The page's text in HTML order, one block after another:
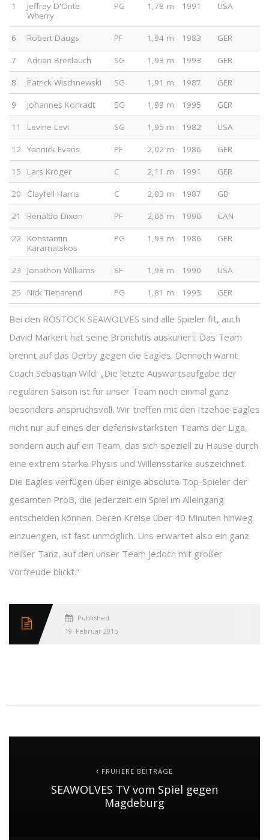
1
Jeffrey D'Onte
Wherry
PG 1,78 m 1991 USA
6 Robert Daugs PF 1,94 m 1983 GER
7 Adrian Breitlauch SG 1,93 m 1993 GER
8 Patrick Wischnewski SG 1,91 m 1987 GER
9 Johannes Konradt SG 1,99 m 1995 GER
11 Levine Levi SG 1,95 m 1982 USA
12 Yannick Evans PF 2,02 m 1986 GER
15 Lars Kröger C 2,11 m 1991 GER
20 Clayfell Harris C 2,03 m 1987 GB
21 Renaldo Dixon PF 2,06 m 1990 CAN
22
Konstantin
Karamatskos
PG 1,93 m 1986 GER
23 Jonathon Williams SF 1,98 m 1990 USA
25 Nick Tienarend PG 1,81 m 1993 GER
Bei den ROSTOCK SEAWOLVES sind alle Spieler fit, auch
David Markert hat seine Bronchitis auskuriert. Das Team
brennt auf das Derby gegen die Eagles. Dennoch warnt
Coach Sebastian Wild: „Die letzte Auswärtsaufgabe der
regulären Saison ist für unser Team noch einmal ganz
besonders anspruchsvoll. Wir treffen mit den Itzehoe Eagles
nicht nur auf eines der defensivstärksten Teams der Liga,
sondern auch auf ein Team, das sich speziell zu Hause durch
eine extrem starke Physis und Willensstärke auszeichnet.
Die Eagles verfügen über einige absolute Top-Spieler der
gesamten ProB, die jederzeit ein Spiel im Alleingang
entscheiden können. Deren Kreise über 40 Minuten hinweg
einzuengen, ist fast unmöglich. Uns erwartet also ein ganz
heißer Tanz, auf den unser Team jedoch mit großer
Vorfreude blickt.“
Published
19. Februar 2015
FRÜHERE BEITRÄGE
SEAWOLVES TV vom Spiel gegen
Magdeburg